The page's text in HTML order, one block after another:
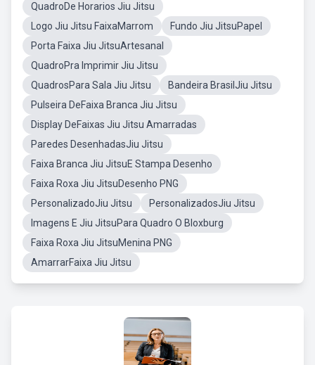
QuadroDe Horarios Jiu Jitsu
Logo Jiu Jitsu FaixaMarrom
Fundo Jiu JitsuPapel
Porta Faixa Jiu JitsuArtesanal
QuadroPra Imprimir Jiu Jitsu
QuadrosPara Sala Jiu Jitsu
Bandeira BrasilJiu Jitsu
Pulseira DeFaixa Branca Jiu Jitsu
Display DeFaixas Jiu Jitsu Amarradas
Paredes DesenhadasJiu Jitsu
Faixa Branca Jiu JitsuE Stampa Desenho
Faixa Roxa Jiu JitsuDesenho PNG
PersonalizadoJiu Jitsu
PersonalizadosJiu Jitsu
Imagens E Jiu JitsuPara Quadro O Bloxburg
Faixa Roxa Jiu JitsuMenina PNG
AmarrarFaixa Jiu Jitsu